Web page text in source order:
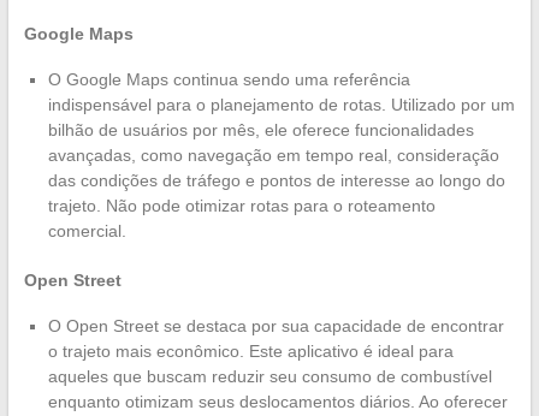
Google Maps
O Google Maps continua sendo uma referência
indispensável para o planejamento de rotas. Utilizado por um
bilhão de usuários por mês, ele oferece funcionalidades
avançadas, como navegação em tempo real, consideração
das condições de tráfego e pontos de interesse ao longo do
trajeto. Não pode otimizar rotas para o roteamento
comercial.
Open Street
O Open Street se destaca por sua capacidade de encontrar
o trajeto mais econômico. Este aplicativo é ideal para
aqueles que buscam reduzir seu consumo de combustível
enquanto otimizam seus deslocamentos diários. Ao oferecer